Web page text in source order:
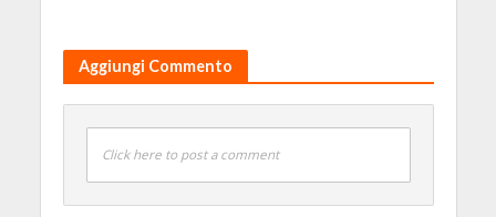
Aggiungi Commento
Click here to post a comment